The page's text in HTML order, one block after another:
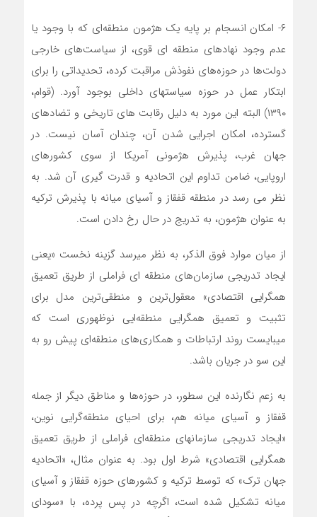
۶- امکان انسجام بر پایه یک هژمون منطقه‏‌ای که با وجود یا
عدم وجود نهادهای منطقه ای قوی، از سیاست‌های خارجی
دولت‌ها در حوزه‌های نفوذش مراقبت کرده، تحدیداتی را برای
ابتکار عمل در حوزه سیاستهای داخلی بوجود آورد. (قوام،
۱۳۹۰) البته این مورد به دلیل رقابت های تاریخی و تضادهای
گسترده، امکان اجرایی شدن آن، چندان آسان نیست. در
جهان غرب، پذیرش هژمونی آمریکا از سوی کشورهای
اروپایی، ضامن تداوم این اتحادیه و قدرت گیری آن شد. به
نظر می رسد در منطقه قفقاز و آسیای میانه با پذیرش ترکیه
به عنوان هژمون، به تدریج در حال رخ دادن است.
از میان موارد فوق الذکر، به نظر می‏رسد گزینه نخست «یعنی
ایجاد تدریجی سازمان‌های منطقه ای فراملی از طریق تعمیق
همگرایی اقتصادی» معقول‌ترین و منطقی‏‌ترین مدل برای
تثبیت و تعمیق همگرایی منطقه‌‏ایی نوظهوری است که
می‏بایست روند ارتباطات و همکاری‌های منطقه‌‏ای پیش رو به
این سو در جریان باشد.
به زعم نگارنده این سطور، در حوزه‌ها و مناطق دیگر از جمله
قفقاز و آسیای میانه هم، برای احیای منطقه‏‌گرایی نوین،
«ایجاد تدریجی سازمانهای منطقه‏‌ای فراملی از طریق تعمیق
همگرایی اقتصادی» شرط اول بود. به‏ عنوان مثال، «اتحادیه
جهان ترک» که توسط ترکیه و کشورهای حوزه قفقاز و آسیای
میانه تشکیل شده است، اگرچه در پس پرده، با «سودای